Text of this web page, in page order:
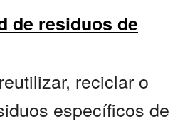
de residuos de
reciclar o
específicos de